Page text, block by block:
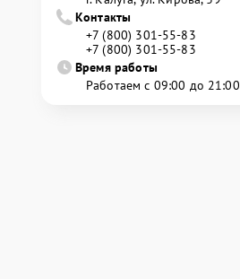
Контакты
+7 (800) 301-55-83
+7 (800) 301-55-83
Время работы
Работаем с 09:00 до 21:00